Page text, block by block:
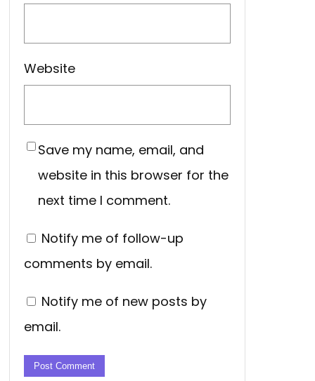
Website
Save my name, email, and
website in this browser for the
next time I comment.
Notify me of follow-up
comments by email.
Notify me of new posts by
email.